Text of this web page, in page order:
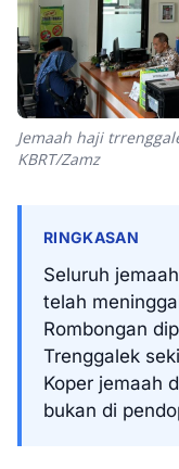
Jemaah haji
KBRT/Zamz
RINGKASAN
Seluruh
telah
Rombongan
Trenggalek
Koper jemaah
bukan di